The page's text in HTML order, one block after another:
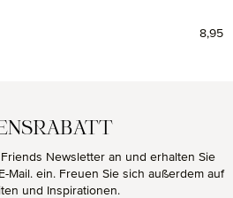
8,95
Newsletter an und erhalten Sie
Mail. ein. Freuen Sie sich außerdem auf
und Inspirationen.